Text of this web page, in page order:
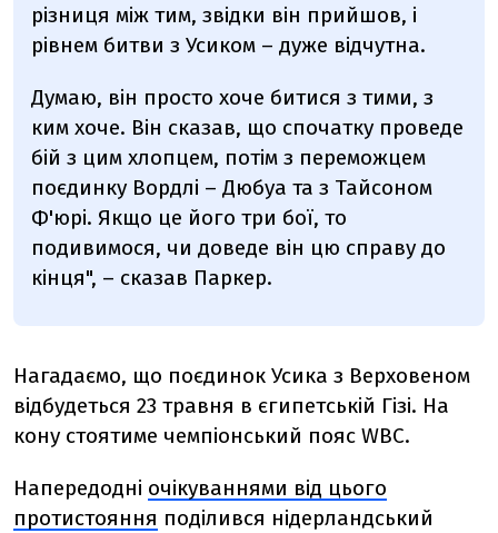
різниця між тим, звідки він прийшов, і
рівнем битви з Усиком – дуже відчутна.
Думаю, він просто хоче битися з тими, з
ким хоче. Він сказав, що спочатку проведе
бій з цим хлопцем, потім з переможцем
поєдинку Вордлі – Дюбуа та з Тайсоном
Ф'юрі. Якщо це його три бої, то
подивимося, чи доведе він цю справу до
кінця", – сказав Паркер.
Нагадаємо, що поєдинок Усика з Верховеном
відбудеться 23 травня в єгипетській Гізі. На
кону стоятиме чемпіонський пояс WBC.
Напередодні очікуваннями від цього
протистояння поділився нідерландський